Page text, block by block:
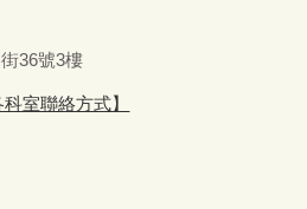
36號3樓
科室聯絡方式】